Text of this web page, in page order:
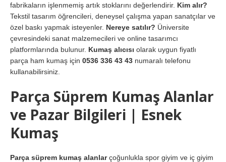
fabrikaların işlenmemiş artık stoklarını değerlendirir. Kim alır?
Tekstil tasarım öğrencileri, deneysel çalışma yapan sanatçılar ve
özel baskı yapmak isteyenler. Nereye satılır? Üniversite
çevresindeki sanat malzemecileri ve online tasarımcı
platformlarında bulunur. Kumaş alıcısı olarak uygun fiyatlı
parça ham kumaş için 0536 336 43 43 numaralı telefonu
kullanabilirsiniz.
Parça Süprem Kumaş Alanlar
ve Pazar Bilgileri | Esnek
Kumaş
Parça süprem kumaş alanlarçoğunlukla spor giyim ve iç giyim